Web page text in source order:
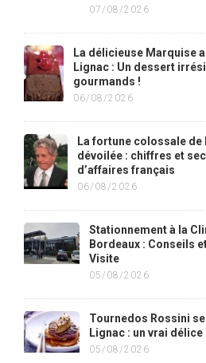
07/08/2026
La délicieuse Marquise
Lignac : Un dessert
gourmands !
06/08/2026
La fortune colossale de
dévoilée : chiffres et
d’affaires français
06/08/2026
Stationnement à la
Bordeaux : Conseils
Visite
05/08/2026
Tournedos Rossini
Lignac : un vrai
05/08/2026